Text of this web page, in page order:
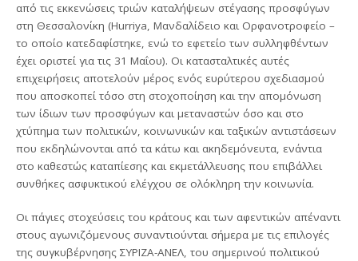
από τις εκκενώσεις τριών καταλήψεων στέγασης προσφύγων
στη Θεσσαλονίκη (Hurriya, Μανδαλίδειο και Ορφανοτροφείο –
το οποίο κατεδαφίστηκε, ενώ το εφετείο των συλληφθέντων
έχει οριστεί για τις 31 Μαΐου). Οι κατασταλτικές αυτές
επιχειρήσεις αποτελούν μέρος ενός ευρύτερου σχεδιασμού
που αποσκοπεί τόσο στη στοχοποίηση και την απομόνωση
των ίδιων των προσφύγων και μεταναστών όσο και στο
χτύπημα των πολιτικών, κοινωνικών και ταξικών αντιστάσεων
που εκδηλώνονται από τα κάτω και ακηδεμόνευτα, ενάντια
στο καθεστώς καταπίεσης και εκμετάλλευσης που επιβάλλει
συνθήκες ασφυκτικού ελέγχου σε ολόκληρη την κοινωνία.
Οι πάγιες στοχεύσεις του κράτους και των αφεντικών απέναντι
στους αγωνιζόμενους συναντιούνται σήμερα με τις επιλογές
της συγκυβέρνησης ΣΥΡΙΖΑ-ΑΝΕΛ, του σημερινού πολιτικού